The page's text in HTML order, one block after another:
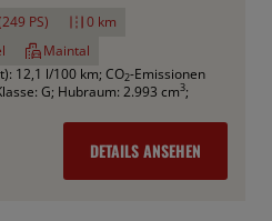
PS)
0 km
Maintal
12,1 l/100 km; CO2-Emissionen
G; Hubraum: 2.993 cm3;
DETAILS ANSEHEN